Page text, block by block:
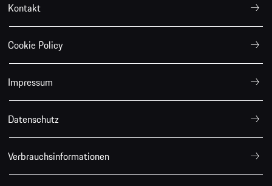
Kontakt
Cookie Policy
Impressum
Datenschutz
Verbrauchsinformationen